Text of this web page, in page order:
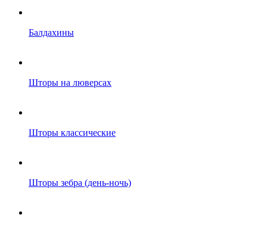
Балдахины
Шторы на люверсах
Шторы классические
Шторы зебра (день-ночь)